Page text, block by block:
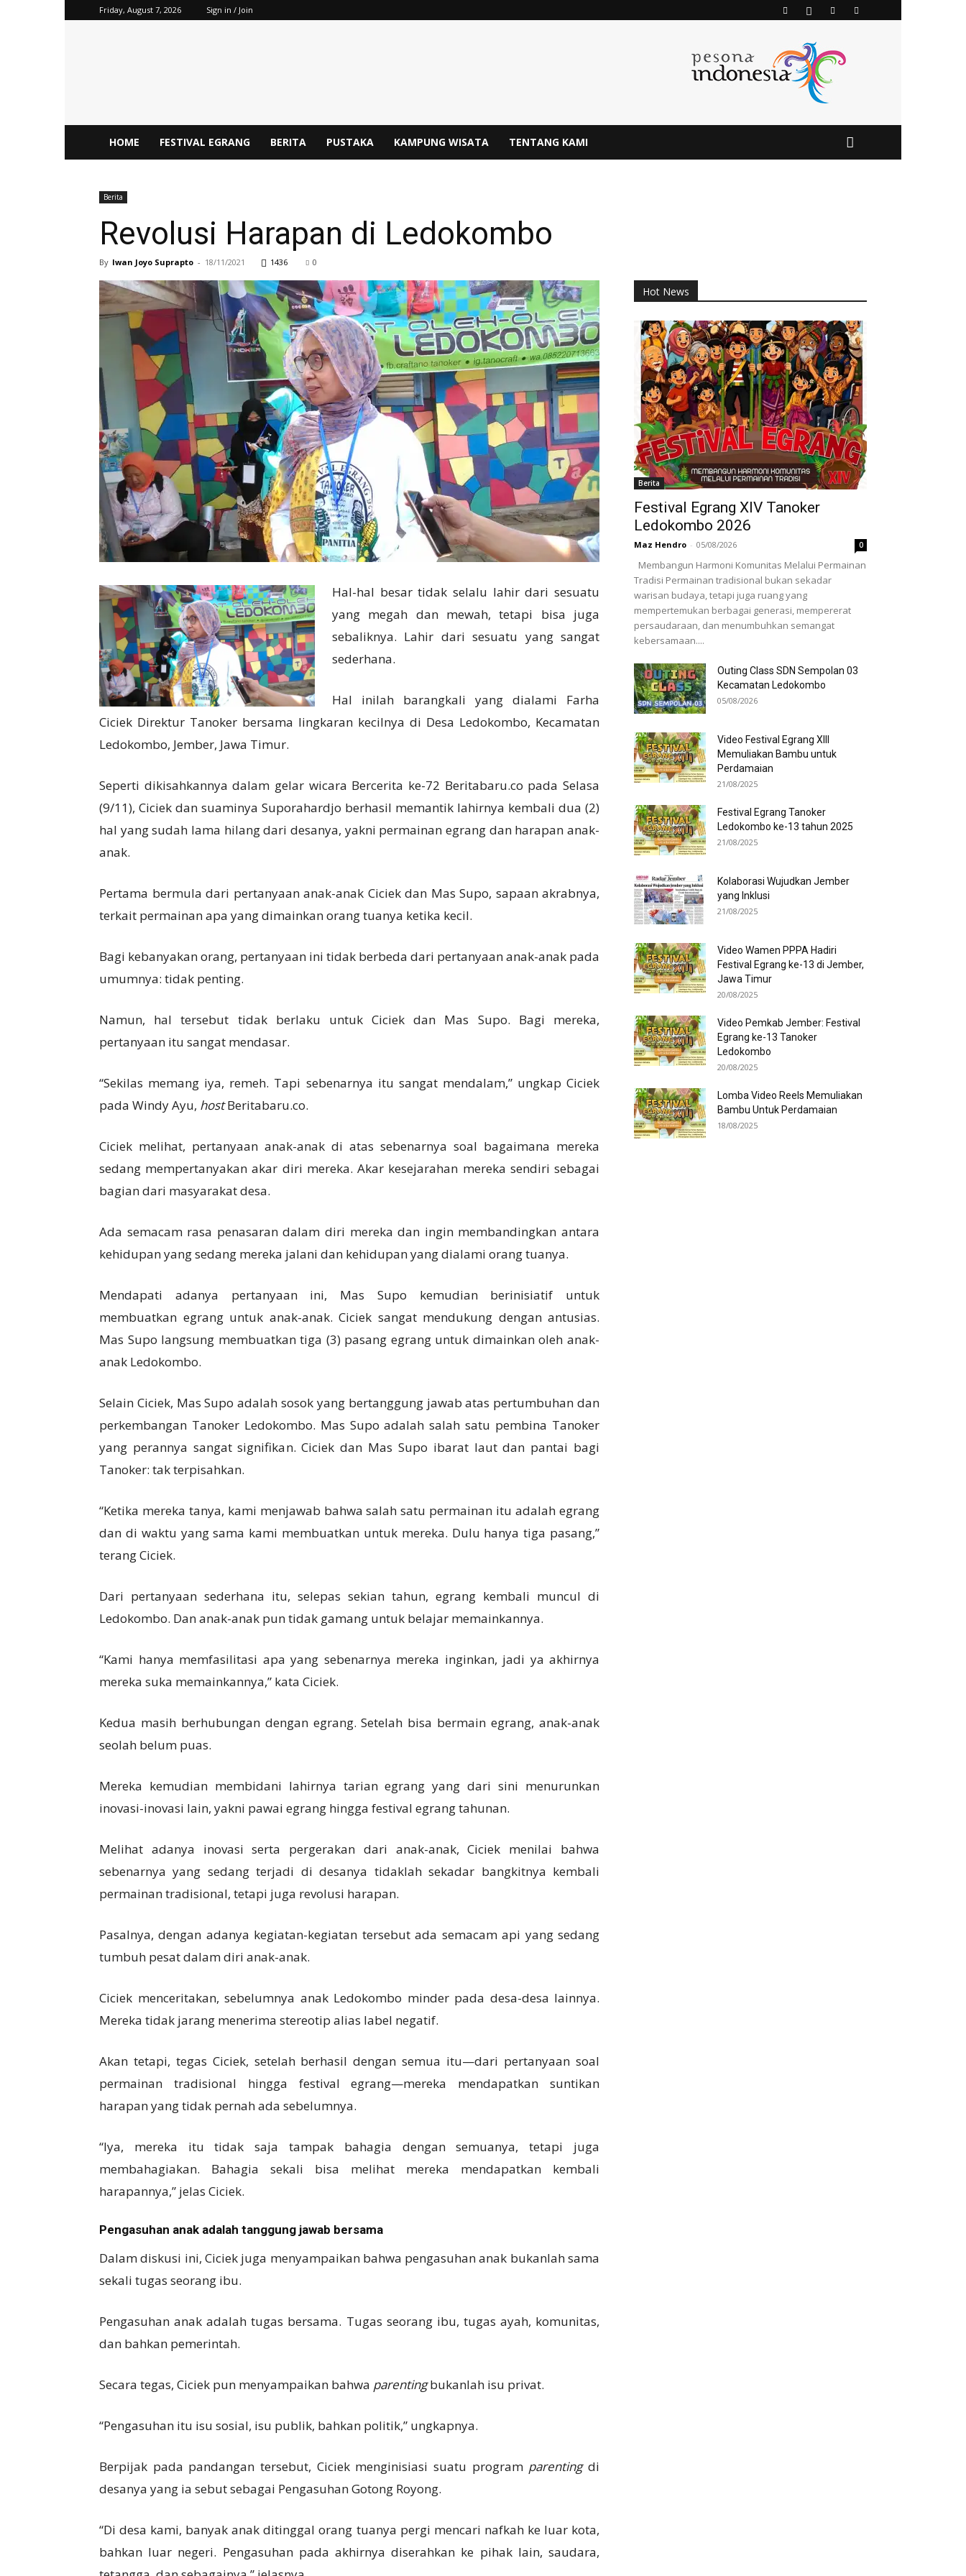
Friday, August 7, 2026 Sign in / Join
HOME FESTIVAL EGRANG BERITA PUSTAKA KAMPUNG WISATA TENTANG KAMI
Berita
Revolusi Harapan di Ledokombo
By Iwan Joyo Suprapto - 18/11/2021 1436 0
Hal-hal besar tidak selalu lahir dari sesuatu
yang megah dan mewah, tetapi bisa juga
sebaliknya. Lahir dari sesuatu yang sangat
sederhana.
Hal inilah barangkali yang dialami Farha
Ciciek Direktur Tanoker bersama lingkaran kecilnya di Desa Ledokombo, Kecamatan
Ledokombo, Jember, Jawa Timur.
Seperti dikisahkannya dalam gelar wicara Bercerita ke-72 Beritabaru.co pada Selasa
(9/11), Ciciek dan suaminya Suporahardjo berhasil memantik lahirnya kembali dua (2)
hal yang sudah lama hilang dari desanya, yakni permainan egrang dan harapan anak-
anak.
Pertama bermula dari pertanyaan anak-anak Ciciek dan Mas Supo, sapaan akrabnya,
terkait permainan apa yang dimainkan orang tuanya ketika kecil.
Bagi kebanyakan orang, pertanyaan ini tidak berbeda dari pertanyaan anak-anak pada
umumnya: tidak penting.
Namun, hal tersebut tidak berlaku untuk Ciciek dan Mas Supo. Bagi mereka,
pertanyaan itu sangat mendasar.
“Sekilas memang iya, remeh. Tapi sebenarnya itu sangat mendalam,” ungkap Ciciek
pada Windy Ayu, hostBeritabaru.co.
Ciciek melihat, pertanyaan anak-anak di atas sebenarnya soal bagaimana mereka
sedang mempertanyakan akar diri mereka. Akar kesejarahan mereka sendiri sebagai
bagian dari masyarakat desa.
Ada semacam rasa penasaran dalam diri mereka dan ingin membandingkan antara
kehidupan yang sedang mereka jalani dan kehidupan yang dialami orang tuanya.
Mendapati adanya pertanyaan ini, Mas Supo kemudian berinisiatif untuk
membuatkan egrang untuk anak-anak. Ciciek sangat mendukung dengan antusias.
Mas Supo langsung membuatkan tiga (3) pasang egrang untuk dimainkan oleh anak-
anak Ledokombo.
Selain Ciciek, Mas Supo adalah sosok yang bertanggung jawab atas pertumbuhan dan
perkembangan Tanoker Ledokombo. Mas Supo adalah salah satu pembina Tanoker
yang perannya sangat signifikan. Ciciek dan Mas Supo ibarat laut dan pantai bagi
Tanoker: tak terpisahkan.
“Ketika mereka tanya, kami menjawab bahwa salah satu permainan itu adalah egrang
dan di waktu yang sama kami membuatkan untuk mereka. Dulu hanya tiga pasang,”
terang Ciciek.
Dari pertanyaan sederhana itu, selepas sekian tahun, egrang kembali muncul di
Ledokombo. Dan anak-anak pun tidak gamang untuk belajar memainkannya.
“Kami hanya memfasilitasi apa yang sebenarnya mereka inginkan, jadi ya akhirnya
mereka suka memainkannya,” kata Ciciek.
Kedua masih berhubungan dengan egrang. Setelah bisa bermain egrang, anak-anak
seolah belum puas.
Mereka kemudian membidani lahirnya tarian egrang yang dari sini menurunkan
inovasi-inovasi lain, yakni pawai egrang hingga festival egrang tahunan.
Melihat adanya inovasi serta pergerakan dari anak-anak, Ciciek menilai bahwa
sebenarnya yang sedang terjadi di desanya tidaklah sekadar bangkitnya kembali
permainan tradisional, tetapi juga revolusi harapan.
Pasalnya, dengan adanya kegiatan-kegiatan tersebut ada semacam api yang sedang
tumbuh pesat dalam diri anak-anak.
Ciciek menceritakan, sebelumnya anak Ledokombo minder pada desa-desa lainnya.
Mereka tidak jarang menerima stereotip alias label negatif.
Akan tetapi, tegas Ciciek, setelah berhasil dengan semua itu—dari pertanyaan soal
permainan tradisional hingga festival egrang—mereka mendapatkan suntikan
harapan yang tidak pernah ada sebelumnya.
“Iya, mereka itu tidak saja tampak bahagia dengan semuanya, tetapi juga
membahagiakan. Bahagia sekali bisa melihat mereka mendapatkan kembali
harapannya,” jelas Ciciek.
Pengasuhan anak adalah tanggung jawab bersama
Dalam diskusi ini, Ciciek juga menyampaikan bahwa pengasuhan anak bukanlah sama
sekali tugas seorang ibu.
Pengasuhan anak adalah tugas bersama. Tugas seorang ibu, tugas ayah, komunitas,
dan bahkan pemerintah.
Secara tegas, Ciciek pun menyampaikan bahwa parentingbukanlah isu privat.
“Pengasuhan itu isu sosial, isu publik, bahkan politik,” ungkapnya.
Berpijak pada pandangan tersebut, Ciciek menginisiasi suatu program parentingdi
desanya yang ia sebut sebagai Pengasuhan Gotong Royong.
“Di desa kami, banyak anak ditinggal orang tuanya pergi mencari nafkah ke luar kota,
bahkan luar negeri. Pengasuhan pada akhirnya diserahkan ke pihak lain, saudara,
Hot News
Berita
Festival Egrang XIV Tanoker
Ledokombo 2026
Maz Hendro - 05/08/2026 0
Membangun Harmoni Komunitas Melalui Permainan
Tradisi Permainan tradisional bukan sekadar
warisan budaya, tetapi juga ruang yang
mempertemukan berbagai generasi, mempererat
persaudaraan, dan menumbuhkan semangat
kebersamaan....
Outing Class SDN Sempolan 03
Kecamatan Ledokombo
05/08/2026
Video Festival Egrang XIII
Memuliakan Bambu untuk
Perdamaian
21/08/2025
Festival Egrang Tanoker
Ledokombo ke-13 tahun 2025
21/08/2025
Kolaborasi Wujudkan Jember
yang Inklusi
21/08/2025
Video Wamen PPPA Hadiri
Festival Egrang ke-13 di Jember,
Jawa Timur
20/08/2025
Video Pemkab Jember: Festival
Egrang ke-13 Tanoker
Ledokombo
20/08/2025
Lomba Video Reels Memuliakan
Bambu Untuk Perdamaian
18/08/2025